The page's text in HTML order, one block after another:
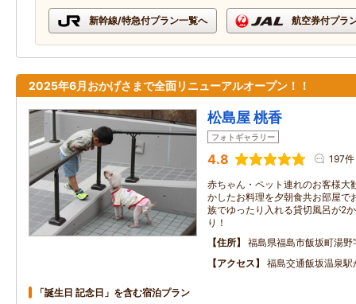
新幹線/特急付プラン一覧へ 航空券付プラ
2025年6月おかげさまで全面リニューアルオープン！！
松島屋 桃香
フォトギャラリー
4.8 197件
赤ちゃん・ペット連れのお客様大
かしたお料理を夕朝食共お部屋で
族でゆったり入れる貸切風呂が2
り！
住所
福島県福島市飯坂町湯
アクセス
福島交通飯坂温泉駅
「誕生日 記念日」を含む宿泊プラン